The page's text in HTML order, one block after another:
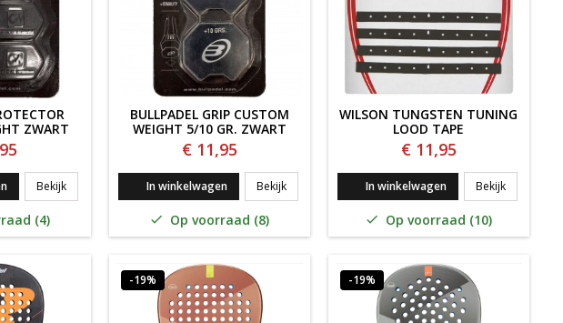
Zwart x12
ZWART
BekijkBullpadel Protector Custom Weight Zwart
(4)
BULLPADEL GRIP CUSTOM
WEIGHT 5/10 GR. ZWART
€ 11,95
In winkelwagen BekijkBullpadel Grip Custom Weight 5/10 Gr. Zwart
 Op voorraad (8)
WILSON TUNGSTEN TUNING
LOOD TAPE
€ 11,95
In winkelwagen BekijkWILSON
 Op voorraad (10)
-19% -19%